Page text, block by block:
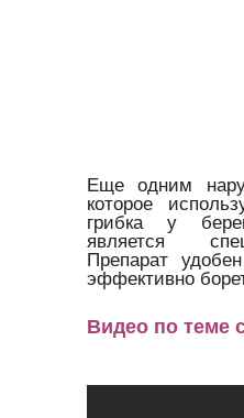
Еще одним
которое
грибка у
является
Препарат
эффективно
Видео по теме